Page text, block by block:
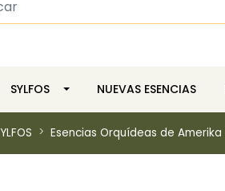
SYLFOS NUEVAS ESENCIAS
Esencias Orquídeas de Amerika